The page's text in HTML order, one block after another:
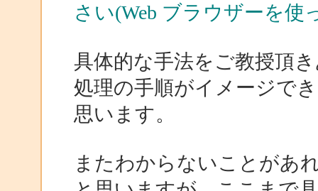
さい(Web ブラウザーを
具体的な手法をご教授頂
処理の手順がイメージで
思います。
またわからないことがあ